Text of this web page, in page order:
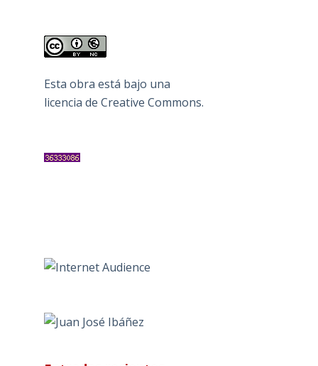
Esta obra está bajo una
licencia de Creative Commons.